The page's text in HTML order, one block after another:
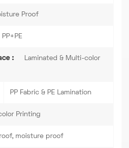
Proof
PP+PE
: Laminated & Multi-color
PP Fabric & PE Lamination
Printing
moisture proof